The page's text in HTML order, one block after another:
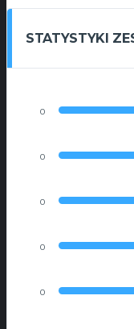
STATYSTYKI
0
0
0
0
0